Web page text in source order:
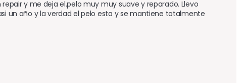
y me deja el.pelo muy muy suave y reparado. Llevo
un año y la verdad el pelo esta y se mantiene totalmente